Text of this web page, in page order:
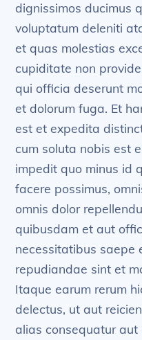
dignissimos ducimus
voluptatum deleniti
et quas molestias
cupiditate non
qui officia deserunt
et dolorum fuga. Et
est et expedita
cum soluta nobis est
impedit quo minus id
facere possimus,
omnis dolor
quibusdam et aut
necessitatibus saepe
repudiandae sint et
Itaque earum rerum
delectus, ut aut
alias consequatur